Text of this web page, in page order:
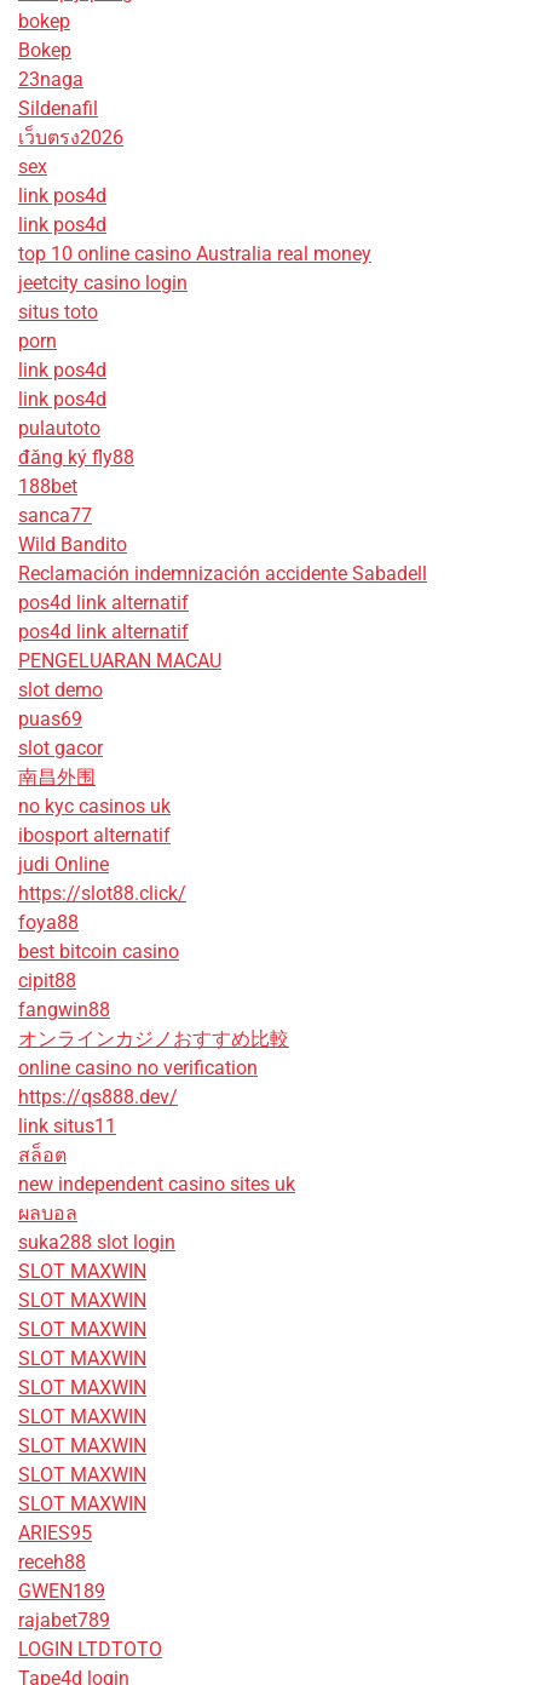
bokep
Bokep
23naga
Sildenafil
เว็บตรง2026
sex
link pos4d
link pos4d
top 10 online casino Australia real money
jeetcity casino login
situs toto
porn
link pos4d
link pos4d
pulautoto
đăng ký fly88
188bet
sanca77
Wild Bandito
Reclamación indemnización accidente Sabadell
pos4d link alternatif
pos4d link alternatif
PENGELUARAN MACAU
slot demo
puas69
slot gacor
南昌外围
no kyc casinos uk
ibosport alternatif
judi Online
https://slot88.click/
foya88
best bitcoin casino
cipit88
fangwin88
オンラインカジノおすすめ比較
online casino no verification
https://qs888.dev/
link situs11
สล็อต
new independent casino sites uk
ผลบอล
suka288 slot login
SLOT MAXWIN
SLOT MAXWIN
SLOT MAXWIN
SLOT MAXWIN
SLOT MAXWIN
SLOT MAXWIN
SLOT MAXWIN
SLOT MAXWIN
SLOT MAXWIN
ARIES95
receh88
GWEN189
rajabet789
LOGIN LTDTOTO
Tape4d login